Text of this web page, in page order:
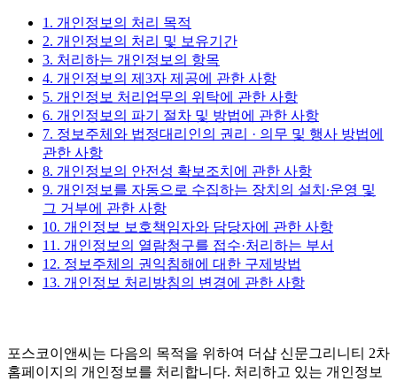
1. 개인정보의 처리 목적
2. 개인정보의 처리 및 보유기간
3. 처리하는 개인정보의 항목
4. 개인정보의 제3자 제공에 관한 사항
5. 개인정보 처리업무의 위탁에 관한 사항
6. 개인정보의 파기 절차 및 방법에 관한 사항
7. 정보주체와 법정대리인의 권리 · 의무 및 행사 방법에
관한 사항
8. 개인정보의 안전성 확보조치에 관한 사항
9. 개인정보를 자동으로 수집하는 장치의 설치∙운영 및
그 거부에 관한 사항
10. 개인정보 보호책임자와 담당자에 관한 사항
11. 개인정보의 열람청구를 접수·처리하는 부서
12. 정보주체의 권익침해에 대한 구제방법
13. 개인정보 처리방침의 변경에 관한 사항
포스코이앤씨는 다음의 목적을 위하여 더샵 신문그리니티 2차
홈페이지의 개인정보를 처리합니다. 처리하고 있는 개인정보